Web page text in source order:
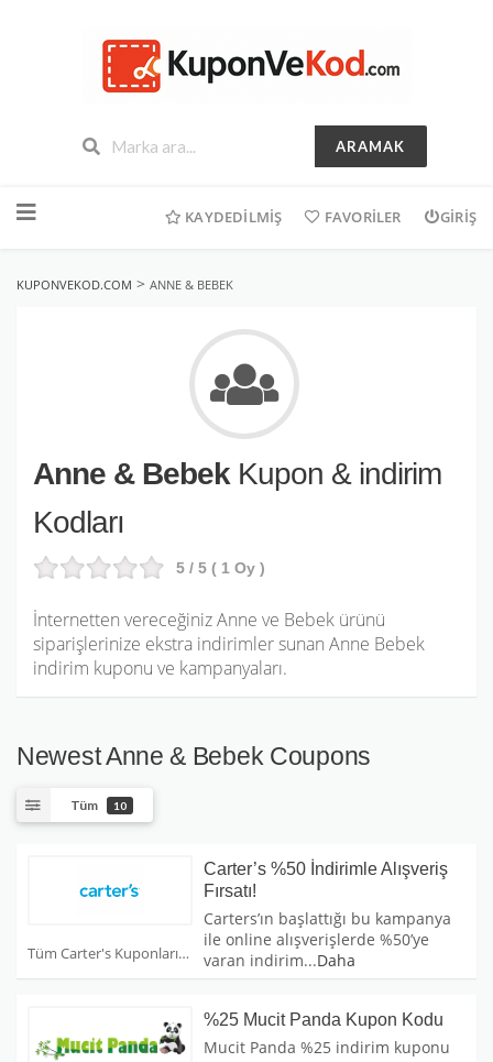
ARAMAK
geç
KAYDEDILMIŞ FAVORILER GIRIŞ
KUPONVEKOD.COM > ANNE & BEBEK
Anne & BebekKupon & indirim
Kodları
5 / 5 ( 1 Oy )
İnternetten vereceğiniz Anne ve Bebek ürünü
siparişlerinize ekstra indirimler sunan Anne Bebek
indirim kuponu ve kampanyaları.
Newest Anne & Bebek Coupons
Tüm 10
Tüm Carter's Kuponları
Carter’s %50 İndirimle Alışveriş
Fırsatı!
Carters’ın başlattığı bu kampanya
ile online alışverişlerde %50’ye
varan indirim...Daha
%25 Mucit Panda Kupon Kodu
Mucit Panda %25 indirim kuponu